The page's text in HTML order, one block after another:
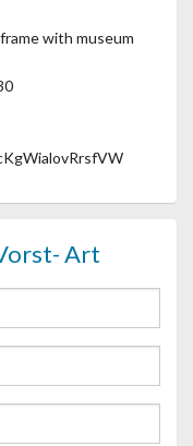
with museum
Art